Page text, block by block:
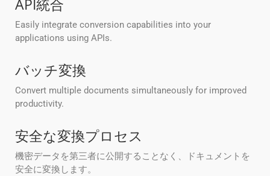
API統合
Easily integrate conversion capabilities into your
applications using APIs.
バッチ変換
Convert multiple documents simultaneously for improved
productivity.
安全な変換プロセス
機密データを第三者に公開することなく、ドキュメントを
安全に変換します。